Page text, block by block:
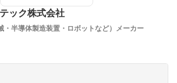
ック株式会社
・半導体製造装置・ロボットなど）メーカー